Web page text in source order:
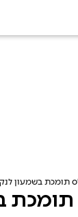
תומכת בשמעון